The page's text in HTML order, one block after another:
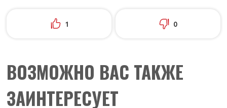
1 0
ВОЗМОЖНО ВАС ТАКЖЕ
ЗАИНТЕРЕСУЕТ